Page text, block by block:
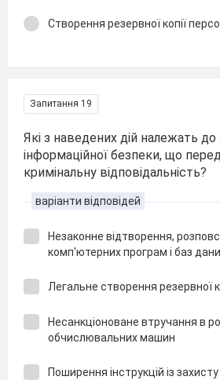
Створення резервної копії
Запитання 19
Які з наведених дій належать до
інформаційної безпеки, що
кримінальну відповідальність?
варіанти відповідей
Незаконне відтворення,
комп'ютерних програм і баз
Легальне створення резервної
Несанкціоноване втручання в
обчислювальних машин
Поширення інструкцій із захисту